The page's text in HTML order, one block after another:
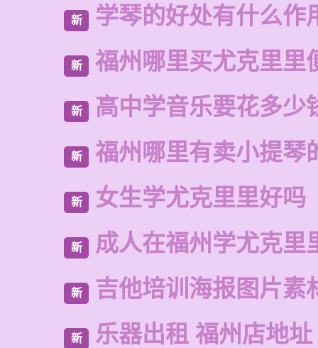
新 学琴的好处有什么作
新 福州哪里买尤克里里
新 高中学音乐要花多少
新 福州哪里有卖小提琴
新 女生学尤克里里好吗
新 成人在福州学尤克里
新 吉他培训海报图片素
新 乐器出租 福州店地址